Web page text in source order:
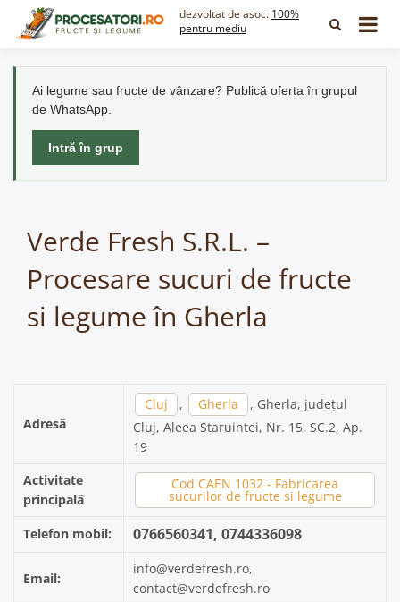
dezvoltat de asoc. 100%
pentru mediu
Ai legume sau fructe de vânzare? Publică oferta în grupul
de WhatsApp.
Intră în grup
Verde Fresh S.R.L. –
Procesare sucuri de fructe
si legume în Gherla
Adresă
Cluj , Gherla
, Gherla, județul
Cluj, Aleea Staruintei, Nr. 15, SC.2, Ap.
19
Activitate
principală
Cod CAEN 1032 - Fabricarea
sucurilor de fructe si legume
Telefon mobil: 0766560341, 0744336098
Email:
info@verdefresh.ro,
contact@verdefresh.ro